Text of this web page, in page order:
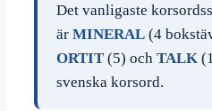
Det vanligaste
är MINERAL(4
ORTIT(5) och TALK
svenska korsord.